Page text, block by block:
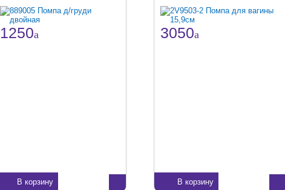
1250a
В корзину
3050a
В корзину